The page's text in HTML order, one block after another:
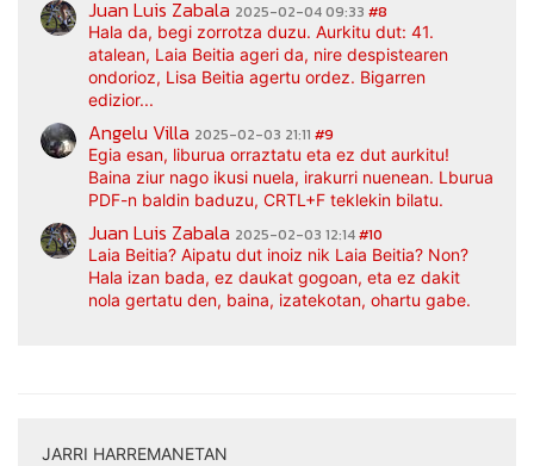
Juan Luis Zabala 2025-02-04 09:33 #8
Hala da, begi zorrotza duzu. Aurkitu dut: 41.
atalean, Laia Beitia ageri da, nire despistearen
ondorioz, Lisa Beitia agertu ordez. Bigarren
edizior...
Angelu Villa 2025-02-03 21:11 #9
Egia esan, liburua orraztatu eta ez dut aurkitu!
Baina ziur nago ikusi nuela, irakurri nuenean. Lburua
PDF-n baldin baduzu, CRTL+F teklekin bilatu.
Juan Luis Zabala 2025-02-03 12:14#10
Laia Beitia? Aipatu dut inoiz nik Laia Beitia? Non?
Hala izan bada, ez daukat gogoan, eta ez dakit
nola gertatu den, baina, izatekotan, ohartu gabe.
JARRI HARREMANETAN